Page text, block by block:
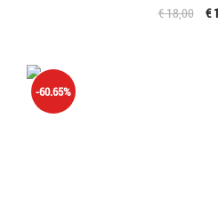
€ 18,00 €
-60.65%